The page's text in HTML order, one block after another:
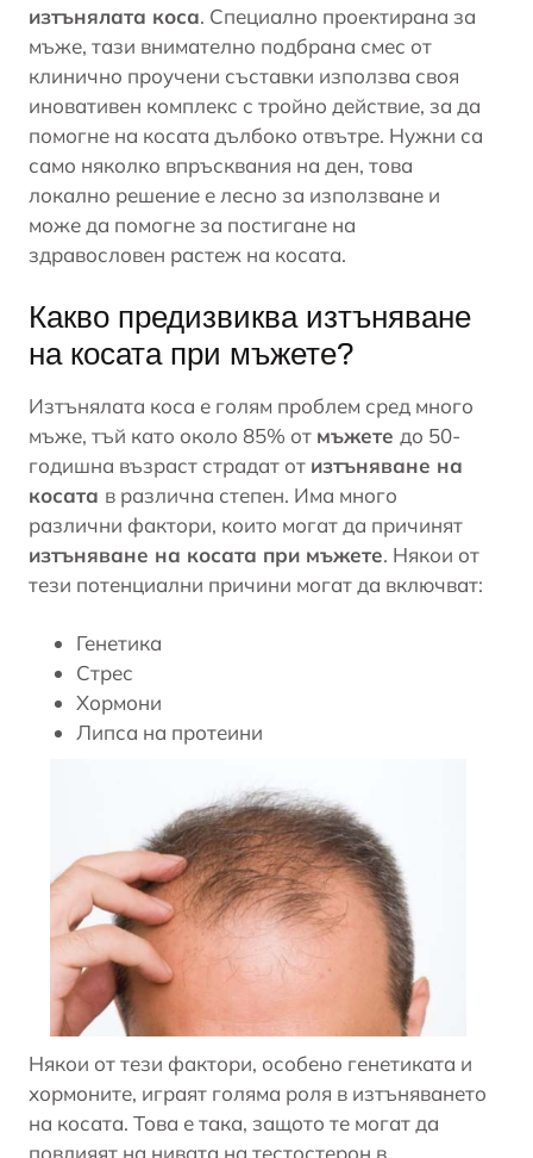
изтънялата коса. Специално проектирана за
мъже, тази внимателно подбрана смес от
клинично проучени съставки използва своя
иновативен комплекс с тройно действие, за да
помогне на косата дълбоко отвътре. Нужни са
само няколко впръсквания на ден, това
локално решение е лесно за използване и
може да помогне за постигане на
здравословен растеж на косата.
Какво предизвиква изтъняване
на косата при мъжете?
Изтънялата коса е голям проблем сред много
мъже, тъй като около 85% от мъжете до 50-
годишна възраст страдат от изтъняване на
косата в различна степен. Има много
различни фактори, които могат да причинят
изтъняване на косата при мъжете. Някои от
тези потенциални причини могат да включват:
Генетика
Стрес
Хормони
Липса на протеини
Някои от тези фактори, особено генетиката и
хормоните, играят голяма роля в изтъняването
на косата. Това е така, защото те могат да
повлияят на нивата на тестостерон в